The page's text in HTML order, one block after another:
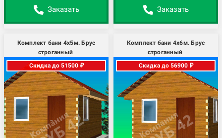
Заказать Заказать
Комплект бани 4х5м. Брус
строганный
Скидка до 51500 ₽
Комплект бани 4х6м. Брус
строганный
Скидка до 56900 ₽